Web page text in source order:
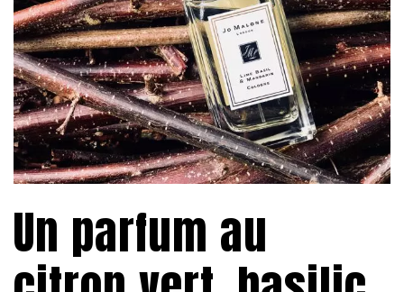
Un parfum au